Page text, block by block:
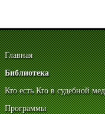
Главная
Библиотека
Кто есть Кто в судебной
Программы